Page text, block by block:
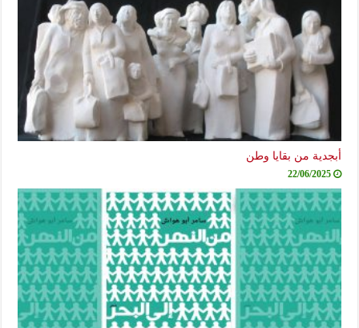
أبجدية من بقايا وطن
22/06/2025